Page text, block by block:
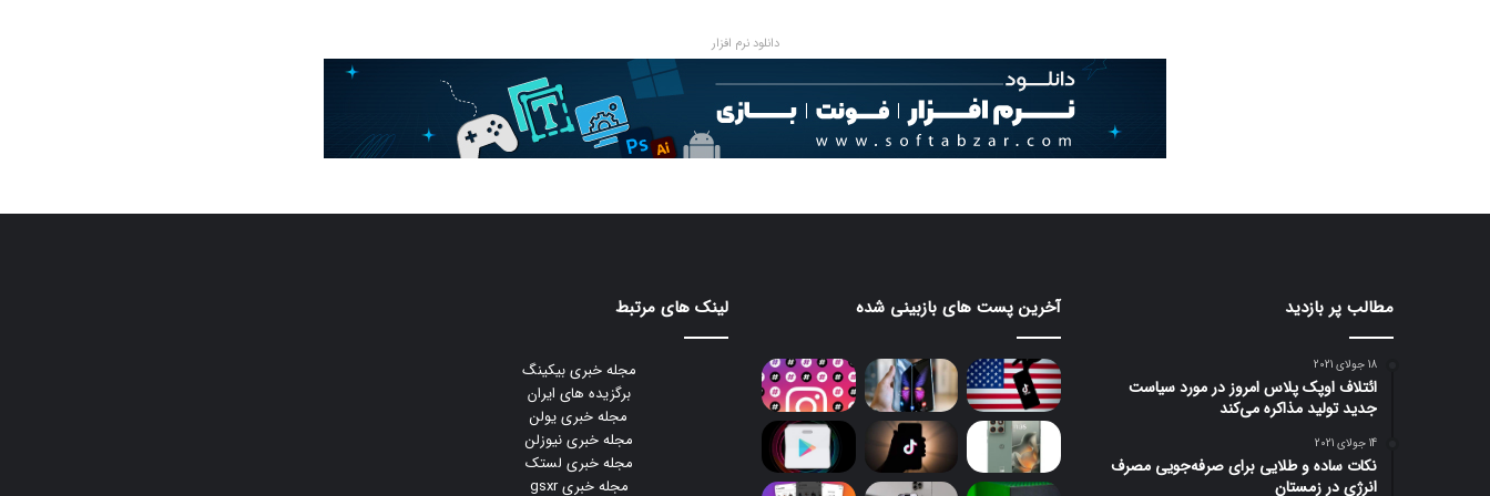
دانلود نرم افزار
مطالب پر بازدید
18 جولای 2021
ائتلاف اوپک پلاس امروز در مورد سیاست
جدید تولید مذاکره می‌کند
14 جولای 2021
نکات ساده و طلایی برای صرفه‌جویی مصرف
انرژی در زمستان
آخرین پست های بازبینی شده لینک های مرتبط
مجله خبری بیکینگ
برگزیده های ایران
مجله خبری یولن
مجله خبری نیوزلن
مجله خبری لستک
مجله خبری gsxr